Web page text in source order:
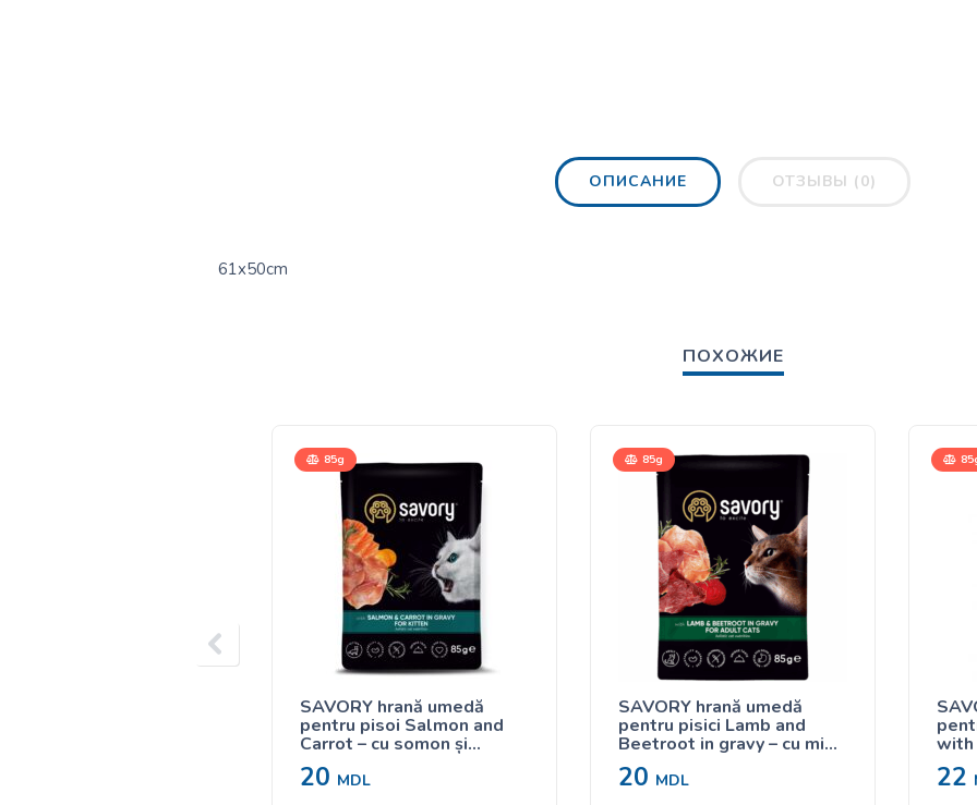
ОПИСАНИЕ ОТЗЫВЫ (0)
61x50cm
ПОХОЖИЕ
85g
SAVORY hrană umedă
pentru pisoi Salmon and
Carrot – cu somon și
morcov în sos 85g
20 MDL
85g
SAVORY hrană umedă
pentru pisici Lamb and
Beetroot in gravy – cu miel
și sfeclă în sos 85g
20 MDL
with
cu
85g
22